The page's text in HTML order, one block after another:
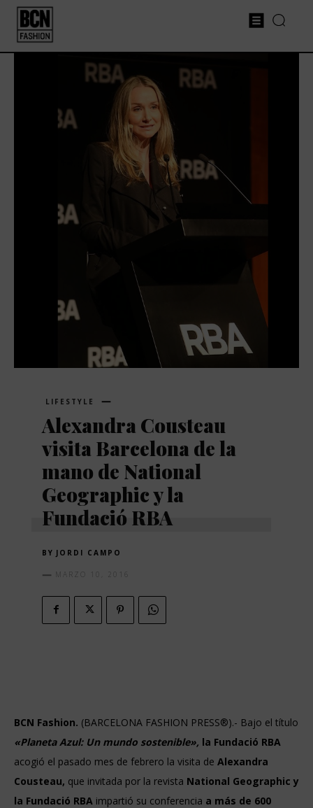
LIFESTYLE
Alexandra Cousteau
visita Barcelona de la
mano de National
Geographic y la
Fundació RBA
BY JORDI CAMPO
MARZO 10, 2016
BCN Fashion. (BARCELONA FASHION PRESS®).- Bajo el título
«Planeta Azul: Un mundo sostenible», la Fundació RBA
acogió el pasado mes de febrero la visita de Alexandra
Cousteau, que invitada por la revista National Geographic y
la Fundació RBA impartió su conferencia a más de 600